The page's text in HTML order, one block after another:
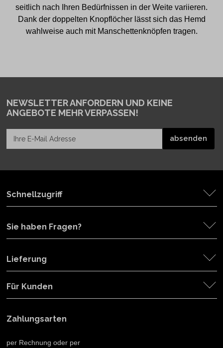
seitlich nach Ihren Bedürfnissen in der Weite variieren.
Dank der doppelten Knopflöcher lässt sich das Hemd
wahlweise auch mit Manschettenknöpfen tragen.
NEWSLETTER ANFORDERN UND KEINE
ANGEBOTE MEHR VERPASSEN!
Schnellzugriff
Sie haben Fragen?
Lieferung
Für Kunden
Zahlungsarten
per Rechnung oder per